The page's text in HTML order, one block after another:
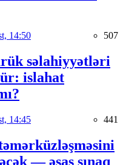
14:50 507
səlahiyyətləri
islahat
14:45 441
— əsas sınaq